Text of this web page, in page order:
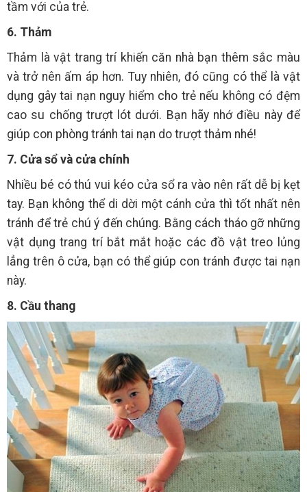
tầm với của trẻ.
6. Thảm
Thảm là vật trang trí khiến căn nhà bạn thêm sắc màu
và trở nên ấm áp hơn. Tuy nhiên, đó cũng có thể là vật
dụng gây tai nạn nguy hiểm cho trẻ nếu không có đệm
cao su chống trượt lót dưới. Bạn hãy nhớ điều này để
giúp con phòng tránh tai nạn do trượt thảm nhé!
7. Cửa sổ và cửa chính
Nhiều bé có thú vui kéo cửa sổ ra vào nên rất dễ bị kẹt
tay. Bạn không thể di dời một cánh cửa thì tốt nhất nên
tránh để trẻ chú ý đến chúng. Bằng cách tháo gỡ những
vật dụng trang trí bắt mắt hoặc các đồ vật treo lủng
lẳng trên ô cửa, bạn có thể giúp con tránh được tai nạn
này.
8. Cầu thang